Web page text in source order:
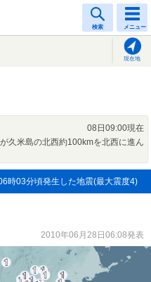
検索 メニュー
現在地
08日09:00現在
久米島の北西約100kmを北西に進ん
時03分頃発生した地震(最大震度4)
2010年06月28日06:08発表